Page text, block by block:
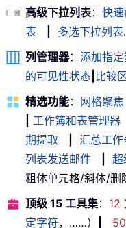
高级下拉列表： 快
表
多选下拉列表
列管理器： 添加指
的可见性状态 比较
精选功能： 网格聚焦
工作簿和表管理器
期提取
汇总工作
列表发送邮件
超
粗体单元格/斜体/
顶级 15 工具集： 12
定字符，……）